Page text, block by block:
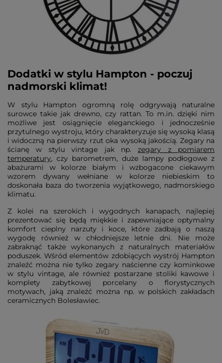
Dodatki w stylu Hampton - poczuj
nadmorski klimat!
W stylu Hampton ogromną rolę odgrywają naturalne
surowce takie jak drewno, czy rattan. To m.in. dzięki nim
możliwe jest osiągnięcie eleganckiego i jednocześnie
przytulnego wystroju, który charakteryzuje się wysoką klasą
i widoczną na pierwszy rzut oka wysoką jakością. Zegary na
ścianę w stylu vintage jak np.zegary z pomiarem
temperatury, czy barometrem, duże lampy podłogowe z
abażurami w kolorze białym i wzbogacone ciekawym
wzorem dywany wełniane w kolorze niebieskim to
doskonała baza do tworzenia wyjątkowego, nadmorskiego
klimatu.
Z kolei na szerokich i wygodnych kanapach, najlepiej
prezentować się będą miękkie i zapewniające optymalny
komfort cieplny narzuty i koce, które zadbają o naszą
wygodę również w chłodniejsze letnie dni. Nie może
zabraknąć także wykonanych z naturalnych materiałów
poduszek. Wśród elementów zdobiących wystrój Hampton
znaleźć można nie tylko zegary naścienne czy kominkowe
w stylu vintage, ale również postarzane stoliki kawowe i
komplety zabytkowej porcelany o florystycznych
motywach, jaką znaleźć można np. w polskich zakładach
ceramicznych Bolesławiec.